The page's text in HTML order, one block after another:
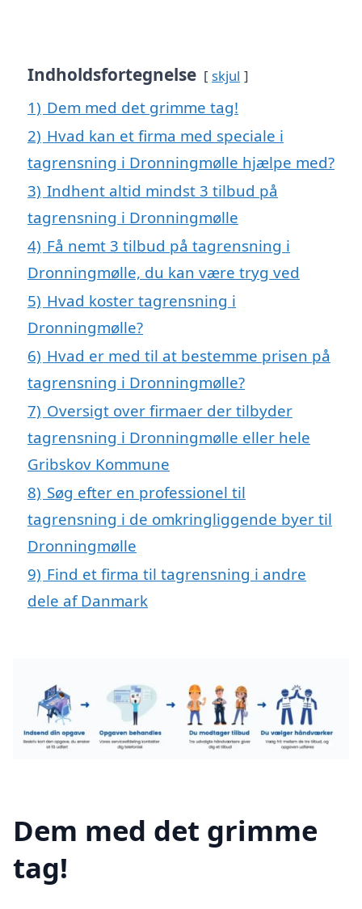
Indholdsfortegnelse skjul
1) Dem med det grimme tag!
2) Hvad kan et firma med speciale i
tagrensning i Dronningmølle hjælpe med?
3) Indhent altid mindst 3 tilbud på
tagrensning i Dronningmølle
4) Få nemt 3 tilbud på tagrensning i
Dronningmølle, du kan være tryg ved
5) Hvad koster tagrensning i
Dronningmølle?
6) Hvad er med til at bestemme prisen på
tagrensning i Dronningmølle?
7) Oversigt over firmaer der tilbyder
tagrensning i Dronningmølle eller hele
Gribskov Kommune
8) Søg efter en professionel til
tagrensning i de omkringliggende byer til
Dronningmølle
9) Find et firma til tagrensning i andre
dele af Danmark
Dem med det grimme
tag!